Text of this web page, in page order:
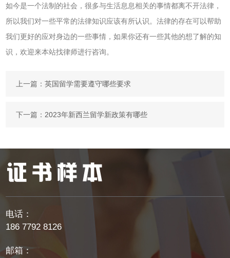
如今是一个法制的社会，很多与生活息息相关的事情都离不开法律，
所以我们对一些平常的法律知识应该有所认识。法律的存在可以帮助
我们更好的应对身边的一些事情，如果你还有一些其他的想了解的知
识，欢迎来本站找律师进行咨询。
上一篇：英国留学需要遵守哪些要求
下一篇： 2023年新西兰留学新政策有哪些
电话：
186 7792 8126
邮箱：